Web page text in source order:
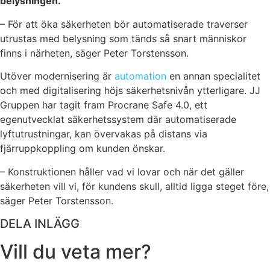
– För att öka säkerheten bör automatiserade traverser
utrustas med belysning som tänds så snart människor
finns i närheten, säger Peter Torstensson.
Utöver modernisering är automation en annan specialitet
och med digitalisering höjs säkerhetsnivån ytterligare. JJ
Gruppen har tagit fram Procrane Safe 4.0, ett
egenutvecklat säkerhetssystem där automatiserade
lyftutrustningar, kan övervakas på distans via
fjärruppkoppling om kunden önskar.
– Konstruktionen håller vad vi lovar och när det gäller
säkerheten vill vi, för kundens skull, alltid ligga steget före,
säger Peter Torstensson.
DELA INLÄGG
Vill du veta mer?